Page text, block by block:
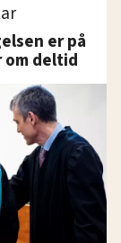
er på
deltid